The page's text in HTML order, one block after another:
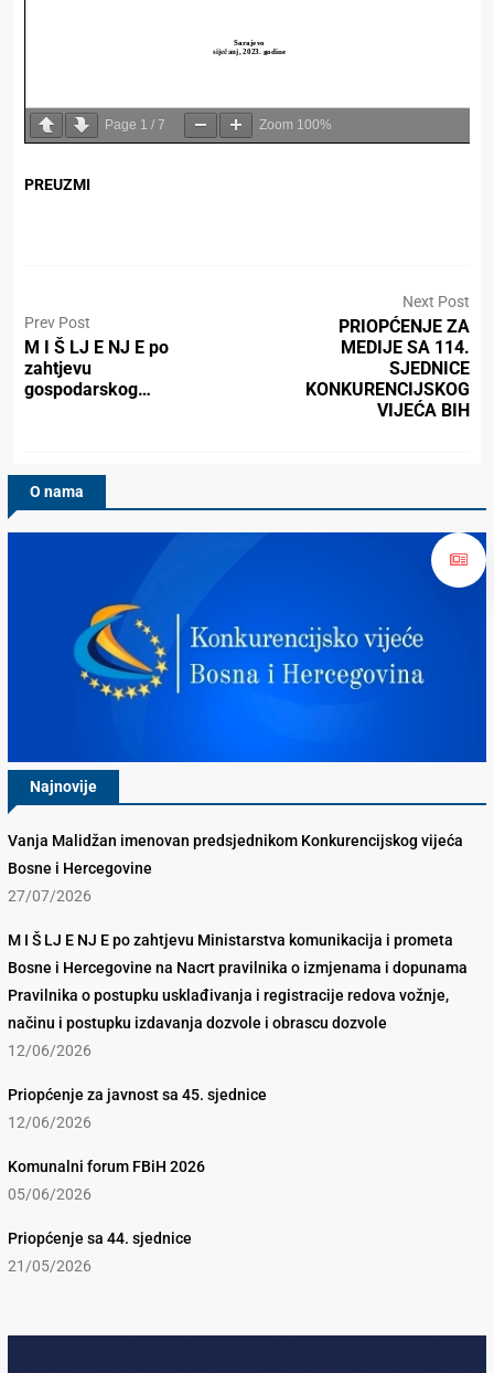
Page 1 / 7 Zoom 100%
PREUZMI
Prev Post
M I Š LJ E NJ E po
zahtjevu
gospodarskog…
Next Post
PRIOPĆENJE ZA
MEDIJE SA 114.
SJEDNICE
KONKURENCIJSKOG
VIJEĆA BIH
O nama
Najnovije
Vanja Malidžan imenovan predsjednikom Konkurencijskog vijeća
Bosne i Hercegovine
27/07/2026
M I Š LJ E NJ E po zahtjevu Ministarstva komunikacija i prometa
Bosne i Hercegovine na Nacrt pravilnika o izmjenama i dopunama
Pravilnika o postupku usklađivanja i registracije redova vožnje,
načinu i postupku izdavanja dozvole i obrascu dozvole
12/06/2026
Priopćenje za javnost sa 45. sjednice
12/06/2026
Komunalni forum FBiH 2026
05/06/2026
Priopćenje sa 44. sjednice
21/05/2026